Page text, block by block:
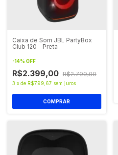
Caixa de Som JBL PartyBox
Club 120 - Preta
-14% OFF
R$2.399,00 R$2.799,00
3 x de R$799,67 sem juros